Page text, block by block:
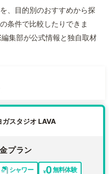
、目的別のおすすめから探
条件で比較したりできま
集部が公式情報と独自取材
ガスタジオ LAVA
プラン
シャワー 無料体験